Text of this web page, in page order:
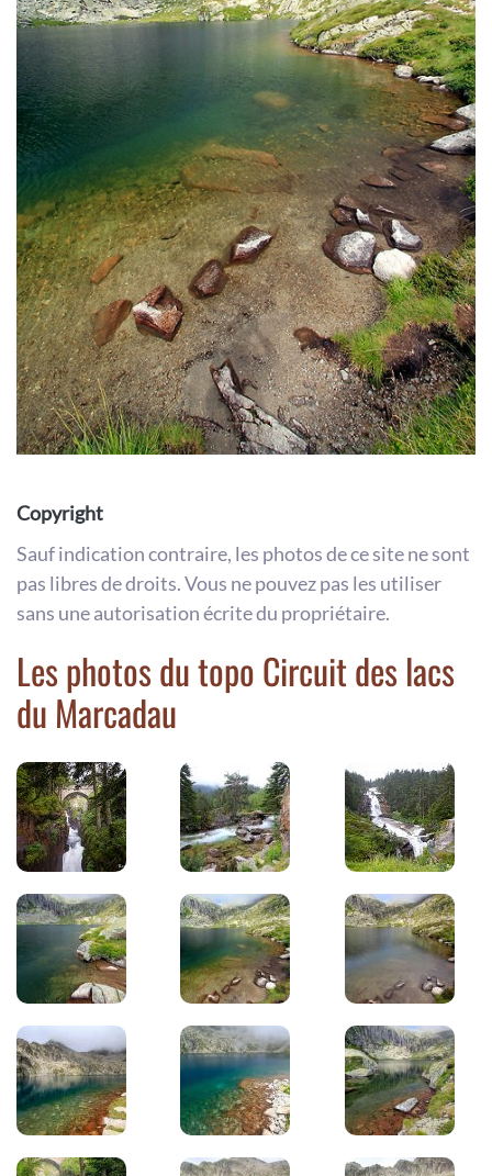
Copyright
Sauf indication contraire, les photos de ce site ne sont
pas libres de droits. Vous ne pouvez pas les utiliser
sans une autorisation écrite du propriétaire.
Les photos du topo Circuit des lacs
du Marcadau